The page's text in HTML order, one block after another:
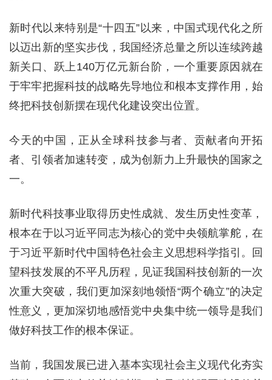
新时代以来特别是“十四五”以来，中国式现代化之所
以迈出新的坚实步伐，我国经济总量之所以连续跨越
新关口、跃上140万亿元新台阶，一个重要原因就在
于牢牢把握科技的战略先导地位和根本支撑作用，始
终把科技创新摆在现代化建设突出位置。
今天的中国，正从全球科技参与者、贡献者向开拓
者、引领者加速转变，成为创新力上升最快的国家之
一。
新时代科技事业取得历史性成就、发生历史性变革，
根本在于以习近平同志为核心的党中央领航掌舵，在
于习近平新时代中国特色社会主义思想科学指引。回
望科技发展的不平凡历程，见证我国科技创新的一次
次重大突破，我们更加深刻地领悟“两个确立”的决定
性意义，更加深切地感悟党中央集中统一领导是我们
做好科技工作的根本保证。
当前，我国发展已进入基本实现社会主义现代化夯实